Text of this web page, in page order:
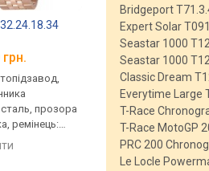
прозора
ремінець:
WR 100,
Epos
від 76 480 грн.
механічні,
корпус годинника
нержавіюча сталь,
задня кришка,
браслет сталь, WR 100,
Швейцарія
порівняти
Bridgeport
Expert Solar
Seastar 1000
Seastar 1000
Classic Dream
Everytime Large
T-Race
T-Race MotoGP
PRC 200
Le Locle